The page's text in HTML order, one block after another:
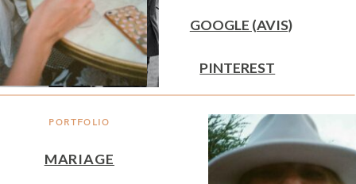
PORTFOLIO
MARIAGE
GOOGLE (AVIS)
PINTEREST